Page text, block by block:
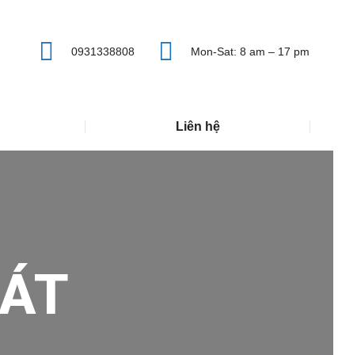
0931338808 Mon-Sat: 8 am – 17 pm
Liên hệ